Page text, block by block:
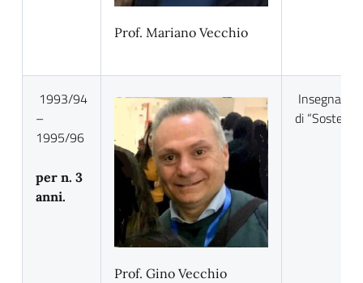
Prof. Mariano Vecchio
1993/94
–
1995/96
per n. 3
anni.
Prof. Gino Vecchio
Insegnante
di